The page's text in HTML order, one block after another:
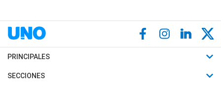
PRINCIPALES
Últimas Noticias
SECCIONES